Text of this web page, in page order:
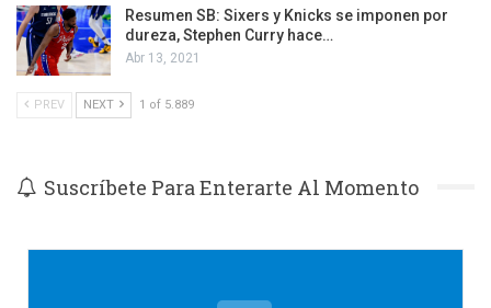
Resumen SB: Sixers y Knicks se imponen por
dureza, Stephen Curry hace…
Abr 13, 2021
PREV NEXT 1 of 5.889
Suscríbete Para Enterarte Al Momento